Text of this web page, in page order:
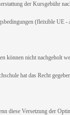
der Kursgebühr
(fleixible UE -
können nicht nachgeholt
hat das Recht
diese Versetzung der